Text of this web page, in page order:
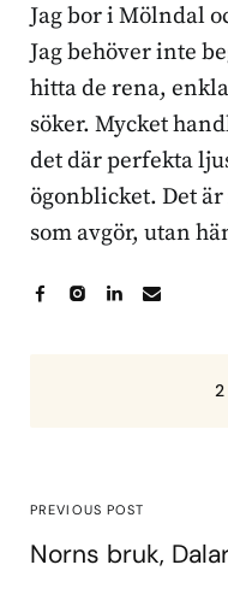
Jag bor i Mölndal
Jag behöver inte
hitta de rena,
söker. Mycket
det där perfekta
ögonblicket. Det
som avgör, utan
PREVIOUS POST
Norns bruk,